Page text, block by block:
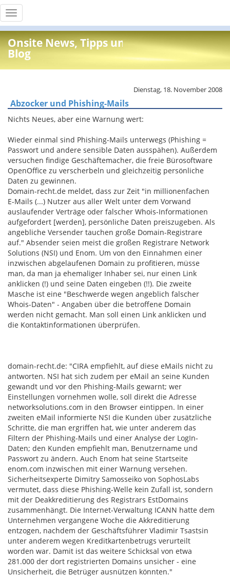
Toggle
navigation
Onsite News, Tipps und Info
Blog
Dienstag, 18. November 2008
Abzocker und Phishing-Mails
Nichts Neues, aber eine Warnung wert:
Wieder einmal sind Phishing-Mails unterwegs (Phishing =
Passwort und andere sensible Daten ausspähen). Außerdem
versuchen findige Geschäftemacher, die freie Bürosoftware
OpenOffice zu verscherbeln und gleichzeitig persönliche
Daten zu gewinnen.
Domain-recht.de meldet, dass zur Zeit "in millionenfachen
E-Mails (...) Nutzer aus aller Welt unter dem Vorwand
auslaufender Verträge oder falscher Whois-Informationen
aufgefordert [werden], persönliche Daten preiszugeben. Als
angebliche Versender tauchen große Domain-Registrare
auf." Absender seien meist die großen Registrare Network
Solutions (NSI) und Enom. Um von den Einnahmen einer
inzwischen abgelaufenen Domain zu profitieren, müsse
man, da man ja ehemaliger Inhaber sei, nur einen Link
anklicken (!) und seine Daten eingeben (!!). Die zweite
Masche ist eine "Beschwerde wegen angeblich falscher
Whois-Daten" - Angaben über die betroffene Domain
werden nicht gemacht. Man soll einen Link anklicken und
die Kontaktinformationen überprüfen.
domain-recht.de: "CIRA empfiehlt, auf diese eMails nicht zu
antworten. NSI hat sich zudem per eMail an seine Kunden
gewandt und vor den Phishing-Mails gewarnt; wer
Einstellungen vornehmen wolle, soll direkt die Adresse
networksolutions.com in den Browser eintippen. In einer
zweiten eMail informierte NSI die Kunden über zusätzliche
Schritte, die man ergriffen hat, wie unter anderem das
Filtern der Phishing-Mails und einer Analyse der LogIn-
Daten; den Kunden empfiehlt man, Benutzername und
Passwort zu ändern. Auch Enom hat seine Startseite
enom.com inzwischen mit einer Warnung versehen.
Sicherheitsexperte Dimitry Samosseiko von SophosLabs
vermutet, dass diese Phishing-Welle kein Zufall ist, sondern
mit der Deakkreditierung des Registrars EstDomains
zusammenhängt. Die Internet-Verwaltung ICANN hatte dem
Unternehmen vergangene Woche die Akkreditierung
entzogen, nachdem der Geschäftsführer Vladimir Tsastsin
unter anderem wegen Kreditkartenbetrugs verurteilt
worden war. Damit ist das weitere Schicksal von etwa
281.000 der dort registrierten Domains unsicher - eine
Unsicherheit, die Betrüger ausnützen könnten."